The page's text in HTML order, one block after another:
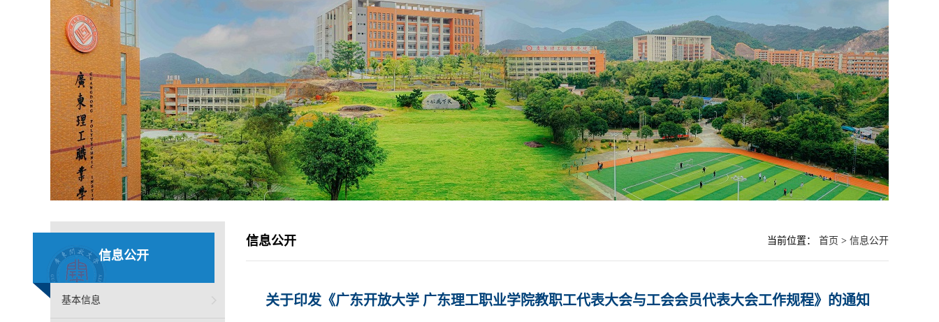
信息公开
基本信息
信息公开 当前位置： 首页 > 信息公开
关于印发《广东开放大学 广东理工职业学院教职工代表大会与工会会员代表大会工作规程》的通知